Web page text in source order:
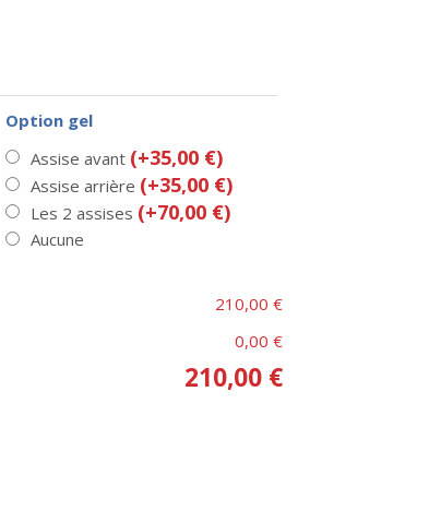
Option gel
Assise avant (+35,00 €)
Assise arrière (+35,00 €)
Les 2 assises (+70,00 €)
Aucune
210,00 €
0,00 €
210,00 €